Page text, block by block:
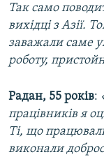
Так само
вихідці з Азії.
заважали саме
роботу,
Радан, 55 років:
працівників я
Ті, що
виконали